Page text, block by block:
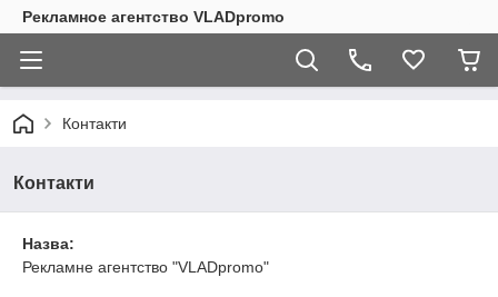
Рекламное агентство VLADpromo
Контакти
Контакти
Назва:
Рекламне агентство "VLADpromo"